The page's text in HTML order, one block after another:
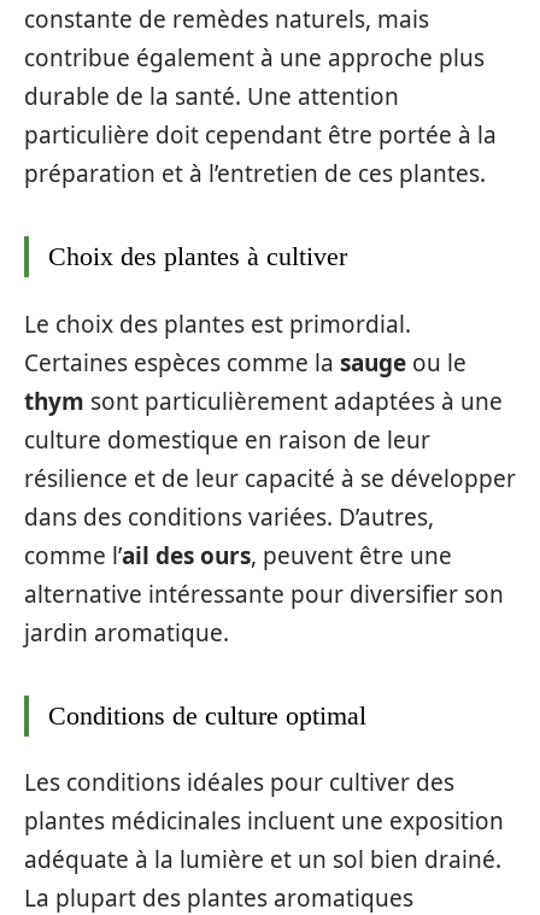
constante de remèdes naturels, mais
contribue également à une approche plus
durable de la santé. Une attention
particulière doit cependant être portée à la
préparation et à l’entretien de ces plantes.
Choix des plantes à cultiver
Le choix des plantes est primordial.
Certaines espèces comme la sauge ou le
thym sont particulièrement adaptées à une
culture domestique en raison de leur
résilience et de leur capacité à se développer
dans des conditions variées. D’autres,
comme l’ail des ours, peuvent être une
alternative intéressante pour diversifier son
jardin aromatique.
Conditions de culture optimal
Les conditions idéales pour cultiver des
plantes médicinales incluent une exposition
adéquate à la lumière et un sol bien drainé.
La plupart des plantes aromatiques